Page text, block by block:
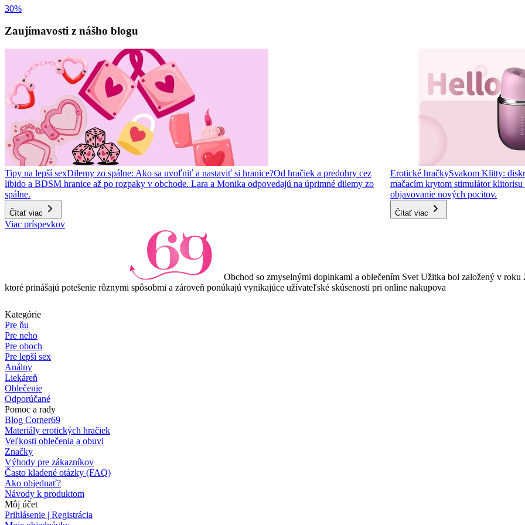
30%
1
10
Zaujímavosti z nášho blogu
Tipy na lepší sexDilemy zo spálne: Ako sa uvoľniť a nastaviť si hranice?Od hračiek a predohry cez
libido a BDSM hranice až po rozpaky v obchode. Lara a Monika odpovedajú na úprimné dilemy zo
spálne.
Čítať viac
Erotické hračkySvakom Klitty:
mačacím krytom stimulátor
objavovanie nových pocitov.
Čítať viac
Item
Viac príspevkov
Obchod so zmyselnými doplnkami a oblečením Svet Užitka bol založený v
ktoré prinášajú potešenie rôznymi spôsobmi a zároveň ponúkajú vynikajúce užívateľské skúsenosti pri online nakupova
Kategórie
Pre ňu
Pre neho
Pre oboch
Pre lepší sex
Análny
Liekáreň
Oblečenie
Odporúčané
Pomoc a rady
Blog Corner69
Materiály erotických hračiek
Veľkosti oblečenia a obuvi
Značky
Výhody pre zákazníkov
Často kladené otázky (FAQ)
Ako objednať?
Návody k produktom
Môj účet
Prihlásenie | Registrácia